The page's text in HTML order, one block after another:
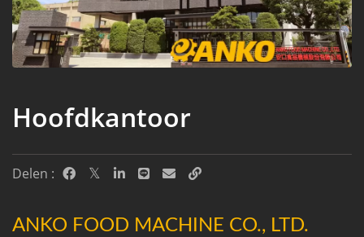
Hoofdkantoor
Delen :
ANKO FOOD MACHINE CO., LTD.